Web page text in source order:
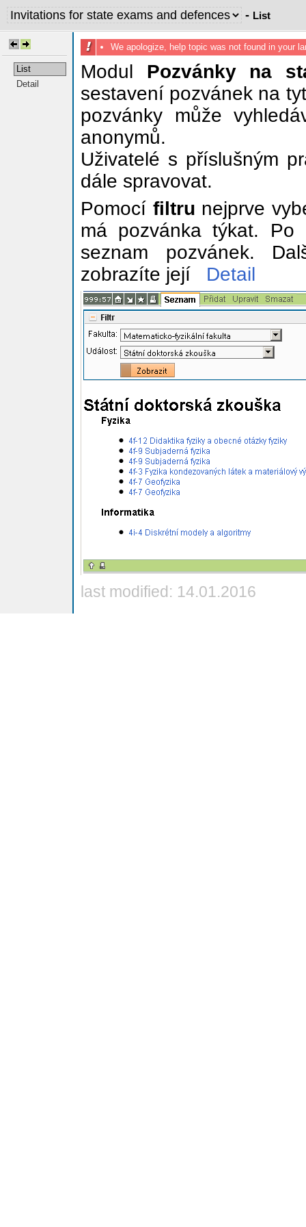
- List
List
Detail
We apologize, help topic was not found in your
Modul Pozvánky na
sestavení pozvánek na
pozvánky může
anonymů.
Uživatelé s příslušným
dále spravovat.
Pomocí filtru nejprve
má pozvánka týkat.
seznam pozvánek.
zobrazíte její
Detail
last modified: 14.01.2016